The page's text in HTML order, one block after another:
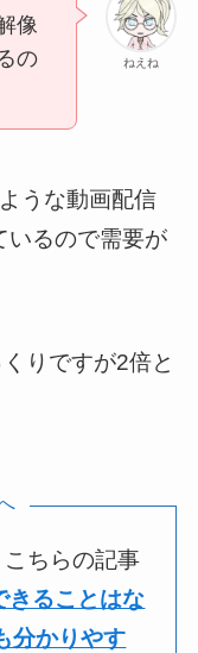
ねえね
像
の
うな動画配信
いるので需要が
りですが2倍と
ちらの記事
きることはな
分かりやす